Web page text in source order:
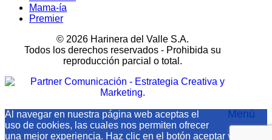
Mama-ía
Premier
© 2026 Harinera del Valle S.A.
Todos los derechos reservados - Prohibida su
reproducción parcial o total.
Menú
Al navegar en nuestra página web aceptas el
uso de cookies, las cuales nos permiten ofrecer
una mejor experiencia. Haz clic en el botón aceptar y conoce